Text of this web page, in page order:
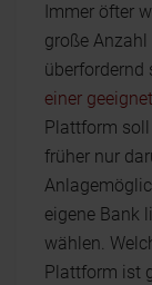
Immer öfter
große
überfordernd
einer
Plattform
früher nur
eigene Bank
wählen.
Plattform ist